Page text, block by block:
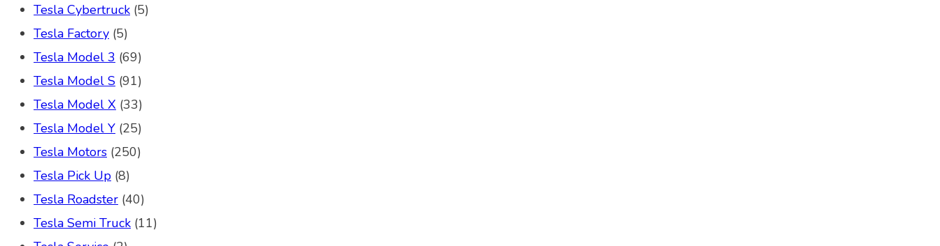
Tesla Cybertruck (5)
Tesla Factory (5)
Tesla Model 3 (69)
Tesla Model S (91)
Tesla Model X (33)
Tesla Model Y (25)
Tesla Motors (250)
Tesla Pick Up (8)
Tesla Roadster (40)
Tesla Semi Truck (11)